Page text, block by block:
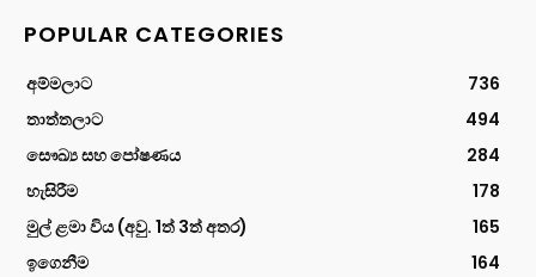
POPULAR CATEGORIES
අම්මලාට
736
තාත්තලාට
494
සෞඛ්‍ය සහ පෝෂණය
284
හැසිරීම
178
මුල් ළමා විය (අවු. 1ත් 3ත් අතර)
165
ඉගෙනීම
164